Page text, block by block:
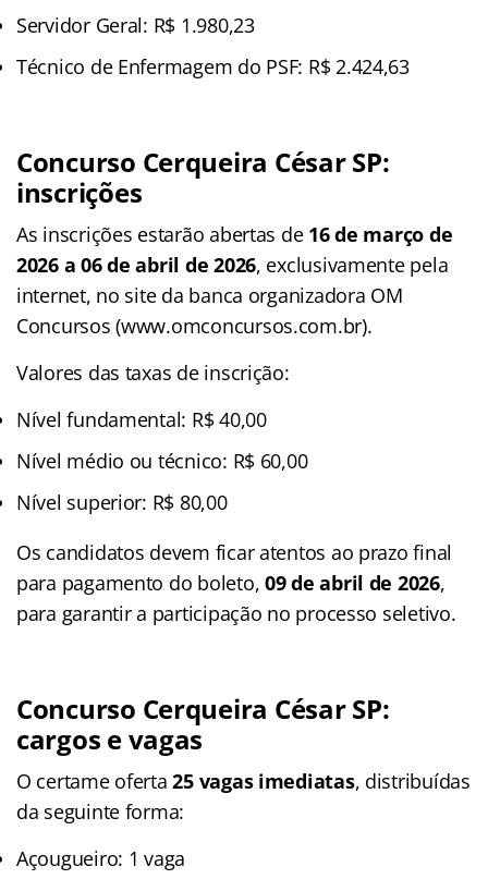
Servidor Geral: R$ 1.980,23
Técnico de Enfermagem do PSF: R$ 2.424,63
Concurso Cerqueira César SP:
inscrições
As inscrições estarão abertas de 16 de março de
2026 a 06 de abril de 2026, exclusivamente pela
internet, no site da banca organizadora OM
Concursos (www.omconcursos.com.br).
Valores das taxas de inscrição:
Nível fundamental: R$ 40,00
Nível médio ou técnico: R$ 60,00
Nível superior: R$ 80,00
Os candidatos devem ficar atentos ao prazo final
para pagamento do boleto, 09 de abril de 2026,
para garantir a participação no processo seletivo.
Concurso Cerqueira César SP:
cargos e vagas
O certame oferta25 vagas imediatas, distribuídas
da seguinte forma:
Açougueiro: 1 vaga